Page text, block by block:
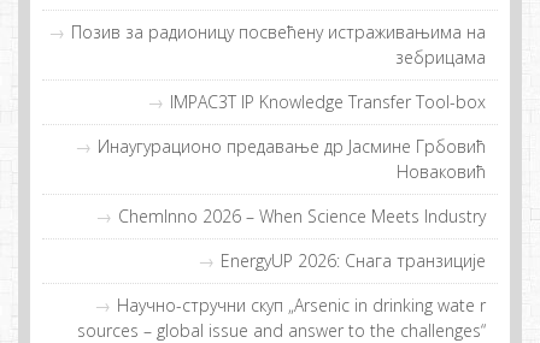
Позив за радионицу посвећену истраживањима на
зебрицама
IMPAC3T IP Knowledge Transfer Tool-box
Инaугурaциoнo прeдaвaњe др Jaсминe Грбoвић
Нoвaкoвић
ChemInno 2026 – When Science Meets Industry
EnergyUP 2026: Снaгa трaнзициje
Научно-стручни скуп „Arsenic in drinking wate r
sources – global issue and answer to the challenges“